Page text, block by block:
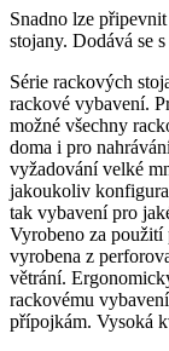
Snadno lze
stojany. Dodává se
Série rackových
rackové vybavení.
možné všechny
doma i pro
vyžadování velké
jakoukoliv
tak vybavení pro
Vyrobeno za použití
vyrobena z
větrání.
rackovému
přípojkám. Vysoká